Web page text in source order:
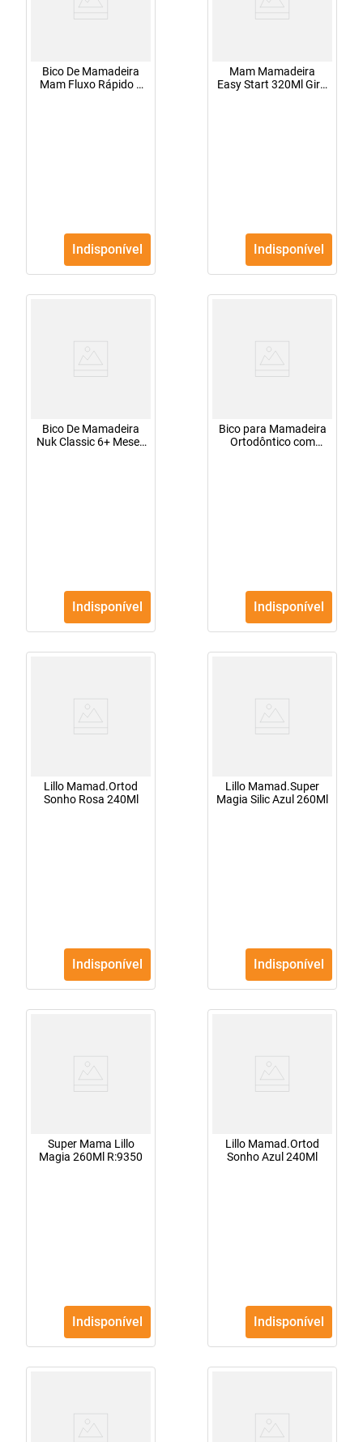
Bico De Mamadeira
Mam Fluxo Rápido 2
Indisponível
Mam Mamadeira
Easy Start 320Ml Girls
Indisponível
Bico De Mamadeira
Nuk Classic 6+ Meses
Indisponível
Bico para Mamadeira
Ortodôntico com
Indisponível
Lillo Mamad.Ortod
Sonho Rosa 240Ml
Indisponível
Lillo Mamad.Super
Magia Silic Azul 260Ml
Indisponível
Super Mama Lillo
Magia 260Ml R:9350
Indisponível
Lillo Mamad.Ortod
Sonho Azul 240Ml
Indisponível